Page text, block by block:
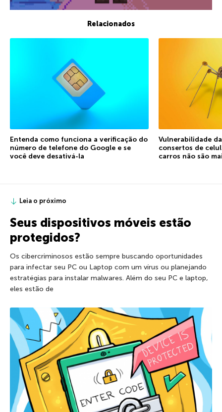
Relacionados
Entenda como funciona a verificação do
número de telefone do Google e se
você deve desativá-la
Vulnerabilidade
consertos de
carros não são
Leia o próximo
Seus dispositivos móveis estão
protegidos?
Os cibercriminosos estão sempre buscando oportunidades
para infectar seu PC ou Laptop com um vírus ou planejando
estratégias para instalar malwares. Além do seu PC e laptop,
eles estão de